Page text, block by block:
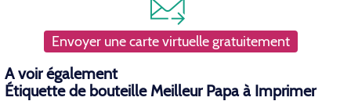
Envoyer une carte virtuelle gratuitement
A voir également
Étiquette de bouteille Meilleur Papa à Imprimer